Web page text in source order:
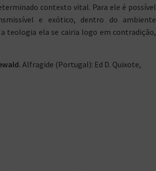
contexto vital. Para ele é possível
e exótico, dentro do ambiente
teologia ela se cairia logo em contradição,
Alfragide (Portugal): Ed D. Quixote,